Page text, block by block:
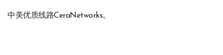
中美优质线路CeraNetworks。